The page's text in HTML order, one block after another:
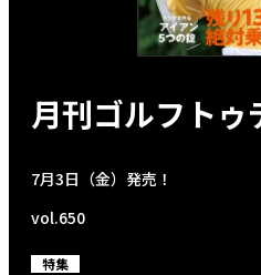
月刊ゴルフトゥ
7月3日（金）発売！
vol.650
特集